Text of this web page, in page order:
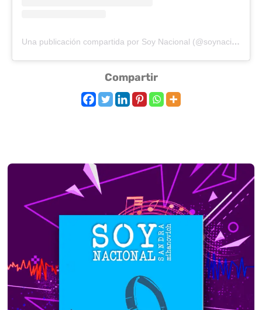
Una publicación compartida por Soy Nacional (@soynacional870)
Compartir